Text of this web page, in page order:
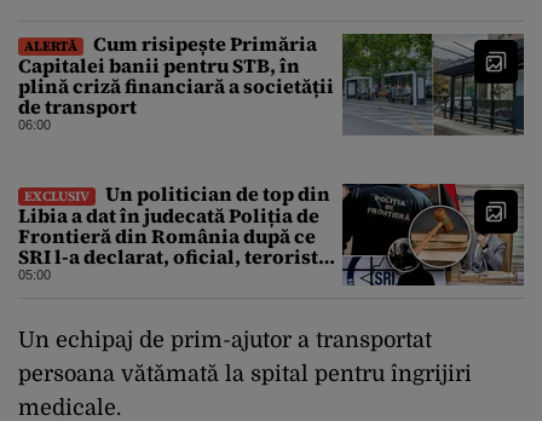
ALERTĂ
Cum risipește Primăria
Capitalei banii pentru STB, în
plină criză financiară a societății
de transport
06:00
EXCLUSIV
Un politician de top din
Libia a dat în judecată Poliția de
Frontieră din România după ce
SRI l-a declarat, oficial, terorist
ISIS
05:00
Un echipaj de prim-ajutor a transportat
persoana vătămată la spital pentru îngrijiri
medicale.